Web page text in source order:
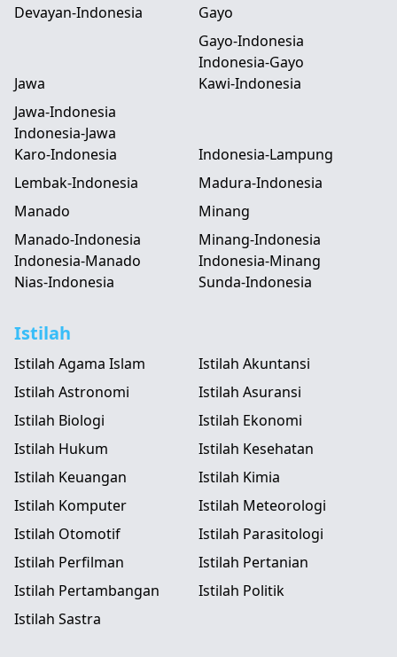
Devayan-Indonesia
Gayo
Gayo-Indonesia
Indonesia-Gayo
Jawa
Jawa-Indonesia
Indonesia-Jawa
Kawi-Indonesia
Karo-Indonesia
Indonesia-Lampung
Lembak-Indonesia
Madura-Indonesia
Manado
Manado-Indonesia
Indonesia-Manado
Minang
Minang-Indonesia
Indonesia-Minang
Nias-Indonesia
Sunda-Indonesia
Istilah
Istilah Agama Islam
Istilah Akuntansi
Istilah Astronomi
Istilah Asuransi
Istilah Biologi
Istilah Ekonomi
Istilah Hukum
Istilah Kesehatan
Istilah Keuangan
Istilah Kimia
Istilah Komputer
Istilah Meteorologi
Istilah Otomotif
Istilah Parasitologi
Istilah Perfilman
Istilah Pertanian
Istilah Pertambangan
Istilah Politik
Istilah Sastra